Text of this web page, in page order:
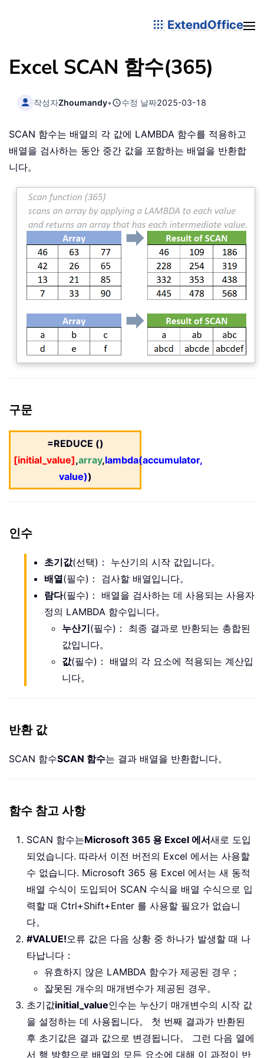
ExtendOffice
Excel SCAN 함수(365)
작성자Zhoumandy• 수정 날짜2025-03-18
SCAN 함수는 배열의 각 값에 LAMBDA 함수를 적용하고
배열을 검사하는 동안 중간 값을 포함하는 배열을 반환합
니다。
구문
=REDUCE ()
[initial_value],array,lambda(accumulator,
value))
인수
초기값(선택)： 누산기의 시작 값입니다。
배열(필수)： 검사할 배열입니다。
람다(필수)： 배열을 검사하는 데 사용되는 사용자
정의 LAMBDA 함수입니다。
누산기(필수)： 최종 결과로 반환되는 총합된
값입니다。
값(필수)： 배열의 각 요소에 적용되는 계산입
니다。
반환 값
SCAN 함수SCAN 함수는 결과 배열을 반환합니다。
함수 참고 사항
SCAN 함수는Microsoft 365 용 Excel 에서새로 도입
되었습니다. 따라서 이전 버전의 Excel 에서는 사용할
수 없습니다. Microsoft 365 용 Excel 에서는 새 동적
배열 수식이 도입되어 SCAN 수식을 배열 수식으로 입
력할 때 Ctrl+Shift+Enter 를 사용할 필요가 없습니
다。
#VALUE!오류 값은 다음 상황 중 하나가 발생할 때 나
타납니다：
유효하지 않은 LAMBDA 함수가 제공된 경우；
잘못된 개수의 매개변수가 제공된 경우。
초기값initial_value인수는 누산기 매개변수의 시작 값
을 설정하는 데 사용됩니다。 첫 번째 결과가 반환된
후 초기값은 결과 값으로 변경됩니다。 그런 다음 열에
서 행 방향으로 배열의 모든 요소에 대해 이 과정이 반